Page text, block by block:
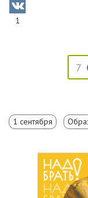
1
7
1 сентября